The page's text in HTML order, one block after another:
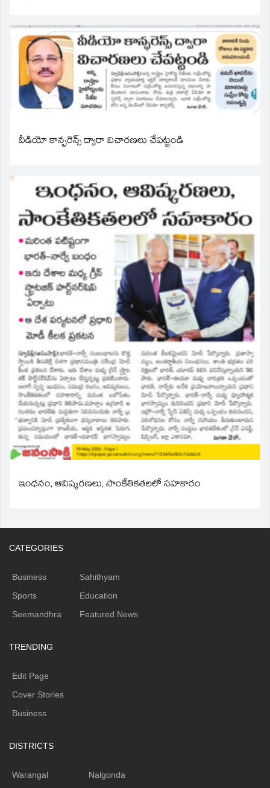
వీడియో కాన్ఫరెన్స్ ద్వారా విచారణలు చేపట్టండి
ఇంధనం, ఆవిష్కరణలు, సాంకేతికతలలో సహకారం
CATEGORIES
Business
Sports
Seemandhra
Sahithyam
Education
Featured News
TRENDING
Edit Page
Cover Stories
Business
DISTRICTS
Warangal Nalgonda